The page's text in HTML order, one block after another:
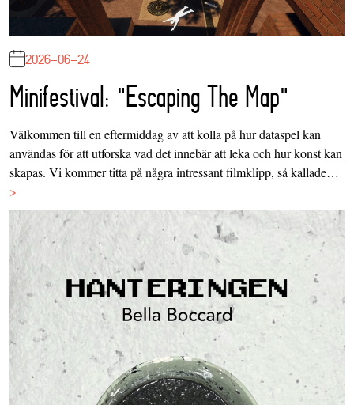
2026-06-24
Minifestival: "Escaping The Map"
Välkommen till en eftermiddag av att kolla på hur dataspel kan
användas för att utforska vad det innebär att leka och hur konst kan
skapas. Vi kommer titta på några intressant filmklipp, så kallade…
>